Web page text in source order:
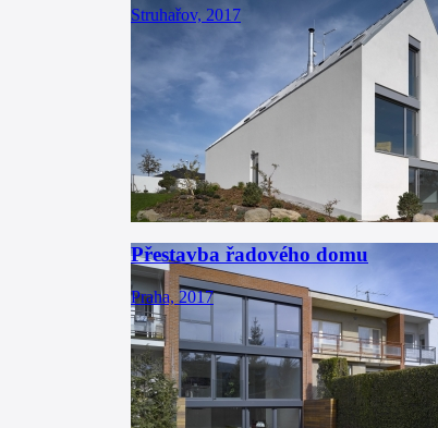
Struhařov, 2017
Přestavba řadového domu
Praha, 2017